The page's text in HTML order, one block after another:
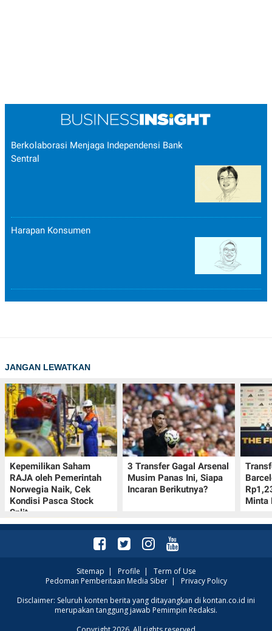
Berkolaborasi Menjaga Independensi Bank
Sentral
Harapan Konsumen
JANGAN LEWATKAN
Kepemilikan Saham
RAJA oleh Pemerintah
Norwegia Naik, Cek
Kondisi Pasca Stock
Split
3 Transfer Gagal Arsenal
Musim Panas Ini, Siapa
Incaran Berikutnya?
Minta
Cek Kumpulan Link
Twibbon Hari Pramuka
Sitemap | Profile | Term of Use
Pedoman Pemberitaan Media Siber| Privacy Policy
Disclaimer: Seluruh konten berita yang ditayangkan di kontan.co.id ini
merupakan tanggung jawab Pemimpin Redaksi.